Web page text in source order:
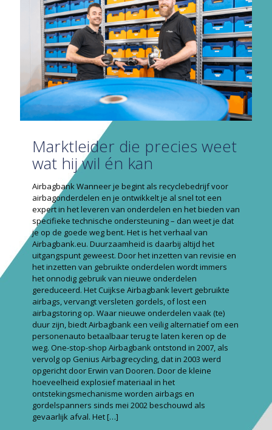
Marktleider die precies weet
wat hij wil én kan
Airbagbank Wanneer je begint als recyclebedrijf voor
airbagonderdelen en je ontwikkelt je al snel tot een
expert in het leveren van onderdelen en het bieden van
specifieke technische ondersteuning – dan weet je dat
je op de goede weg bent. Het is het verhaal van
Airbagbank.eu. Duurzaamheid is daarbij altijd het
uitgangspunt geweest. Door het inzetten van revisie en
het inzetten van gebruikte onderdelen wordt immers
het onnodig gebruik van nieuwe onderdelen
gereduceerd. Het Cuijkse Airbagbank levert gebruikte
airbags, vervangt versleten gordels, of lost een
airbagstoring op. Waar nieuwe onderdelen vaak (te)
duur zijn, biedt Airbagbank een veilig alternatief om een
personenauto betaalbaar terug te laten keren op de
weg. One-stop-shop Airbagbank ontstond in 2007, als
vervolg op Genius Airbagrecycling, dat in 2003 werd
opgericht door Erwin van Dooren. Door de kleine
hoeveelheid explosief materiaal in het
ontstekingsmechanisme worden airbags en
gordelspanners sinds mei 2002 beschouwd als
gevaarlijk afval. Het[…]